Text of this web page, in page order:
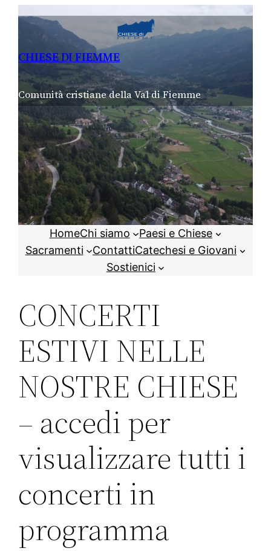
CHIESE DI FIEMME
Comunità cristiane della Val di Fiemme
HomeChi siamo
Paesi e Chiese
Sacramenti
ContattiCatechesi e Giovani
Sostienici
CONCERTI
ESTIVI NELLE
NOSTRE CHIESE
– accedi per
visualizzare tutti i
concerti in
programma